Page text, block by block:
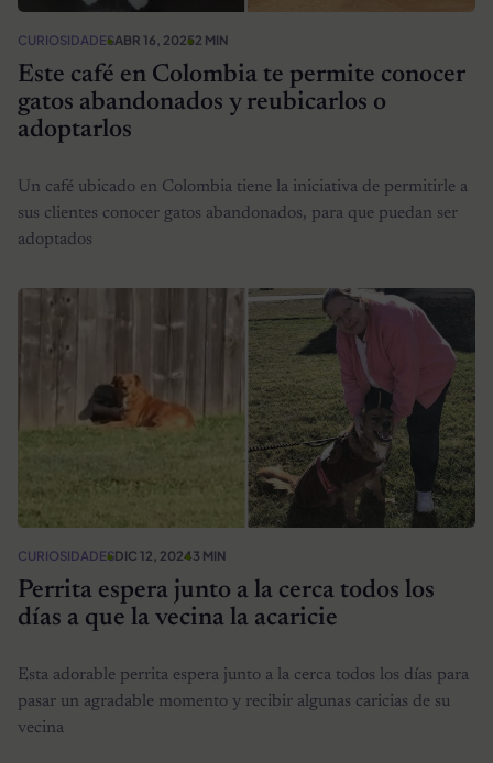
CURIOSIDADESABR 16, 20252 MIN
Este café en Colombia te permite conocer
gatos abandonados y reubicarlos o
adoptarlos
Un café ubicado en Colombia tiene la iniciativa de permitirle a
sus clientes conocer gatos abandonados, para que puedan ser
adoptados
CURIOSIDADESDIC 12, 20243 MIN
Perrita espera junto a la cerca todos los
días a que la vecina la acaricie
Esta adorable perrita espera junto a la cerca todos los días para
pasar un agradable momento y recibir algunas caricias de su
vecina